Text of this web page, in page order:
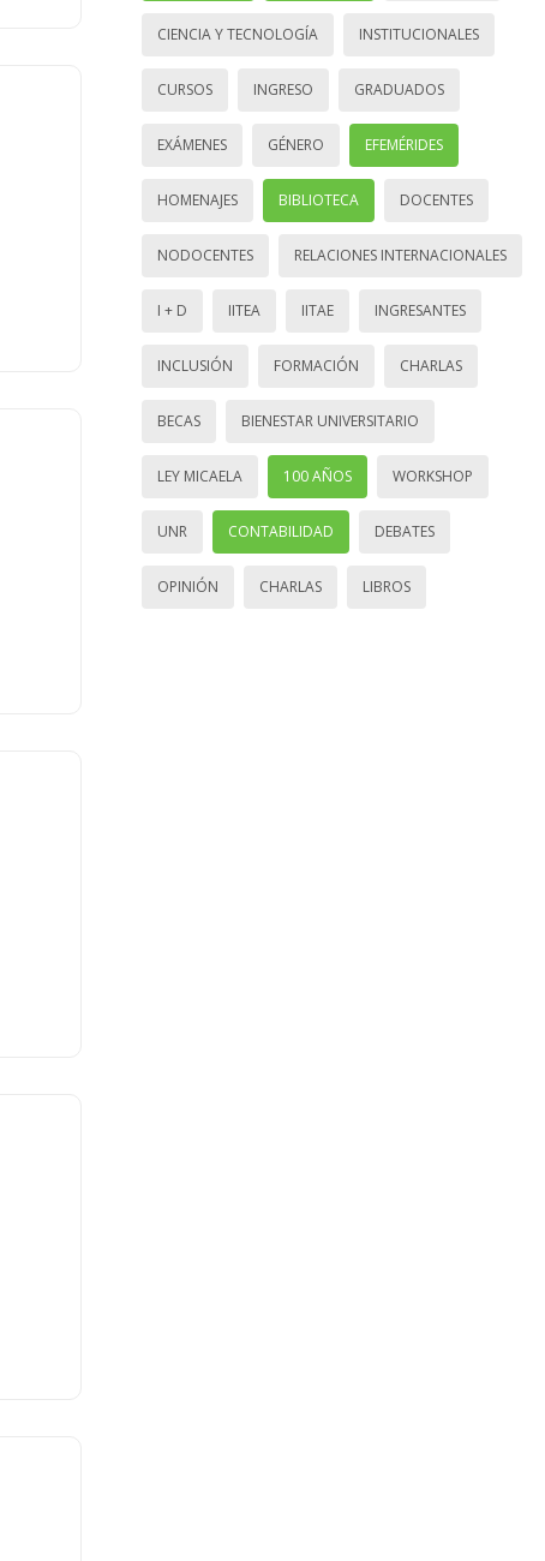
CIENCIA Y TECNOLOGÍA INSTITUCIONALES
CURSOS INGRESO GRADUADOS
EXÁMENES GÉNERO EFEMÉRIDES
HOMENAJES BIBLIOTECA DOCENTES
NODOCENTES RELACIONES INTERNACIONALES
I + D IITEA IITAE INGRESANTES
INCLUSIÓN FORMACIÓN CHARLAS
BECAS BIENESTAR UNIVERSITARIO
LEY MICAELA 100 AÑOS WORKSHOP
UNR CONTABILIDAD DEBATES
OPINIÓN CHARLAS LIBROS